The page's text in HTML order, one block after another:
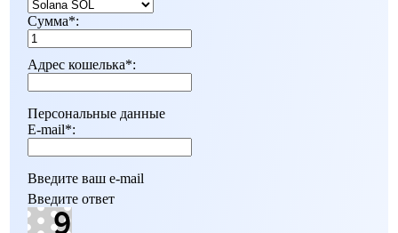
Сумма*:
Адрес кошелька*:
Персональные данные
E-mail*:
Введите ваш e-mail
Введите ответ